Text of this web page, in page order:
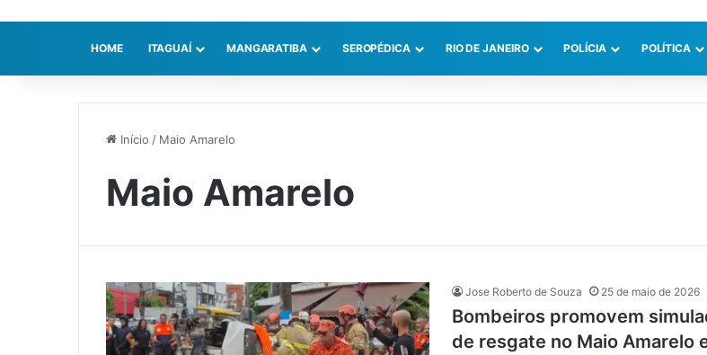
HOME ITAGUAÍ MANGARATIBA SEROPÉDICA RIO DE JANEIRO POLÍCIA POLÍTICA
Início / Maio Amarelo
Maio Amarelo
Jose Roberto de Souza 25 de maio de 2026
Bombeiros promovem
de resgate no Maio Amarelo